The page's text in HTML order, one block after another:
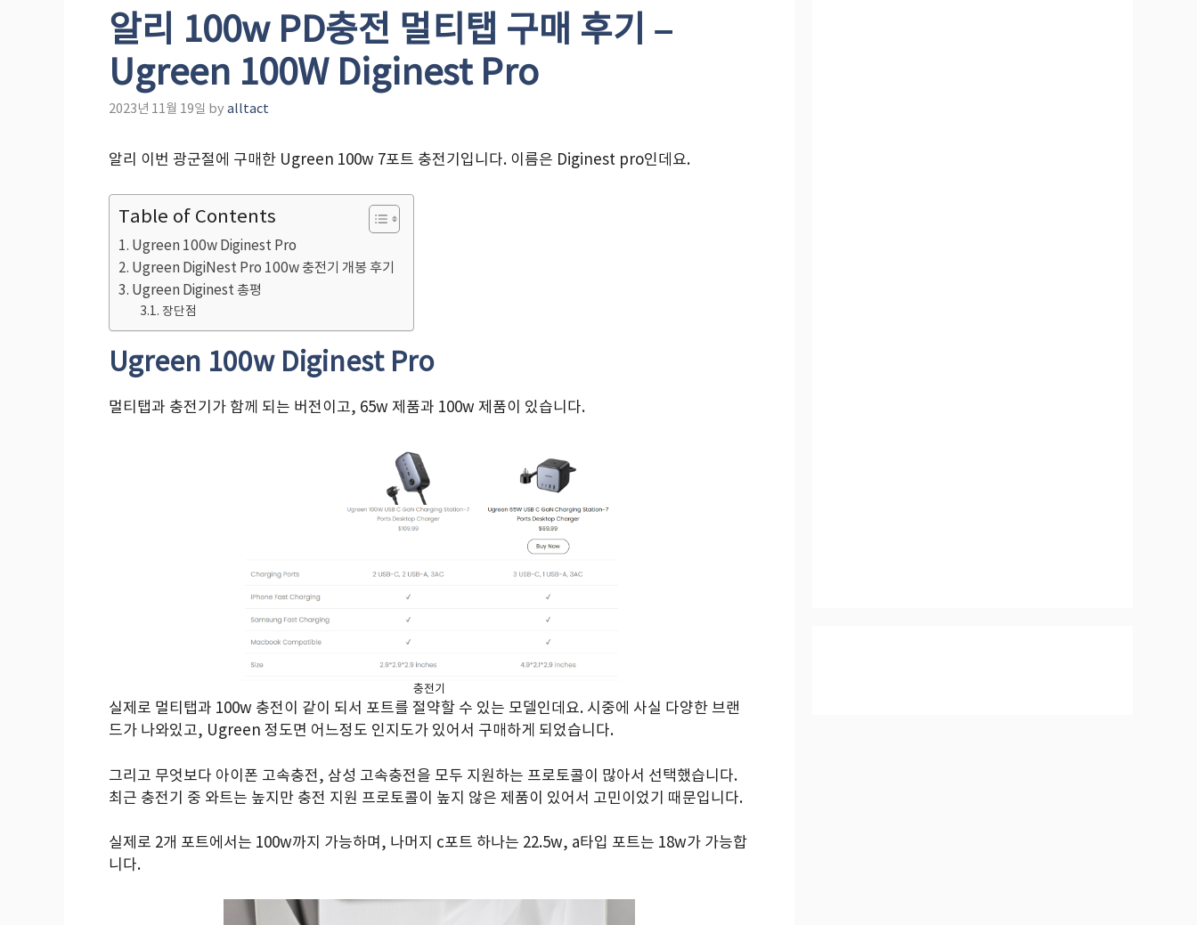
알리 100w PD충전 멀티탭 구매 후기 –
Ugreen 100W Diginest Pro
2023년 11월 19일 by alltact
알리 이번 광군절에 구매한 Ugreen 100w 7포트 충전기입니다. 이름은 Diginest pro인데요.
Table of Contents
Ugreen 100w Diginest Pro
Ugreen DigiNest Pro 100w 충전기 개봉 후기
Ugreen Diginest 총평
장단점
Ugreen 100w Diginest Pro
멀티탭과 충전기가 함께 되는 버전이고, 65w 제품과 100w 제품이 있습니다.
충전기
실제로 멀티탭과 100w 충전이 같이 되서 포트를 절약할 수 있는 모델인데요. 시중에 사실 다양한 브랜
드가 나와있고, Ugreen 정도면 어느정도 인지도가 있어서 구매하게 되었습니다.
그리고 무엇보다 아이폰 고속충전, 삼성 고속충전을 모두 지원하는 프로토콜이 많아서 선택했습니다.
최근 충전기 중 와트는 높지만 충전 지원 프로토콜이 높지 않은 제품이 있어서 고민이었기 때문입니다.
실제로 2개 포트에서는 100w까지 가능하며, 나머지 c포트 하나는 22.5w, a타입 포트는 18w가 가능합
니다.